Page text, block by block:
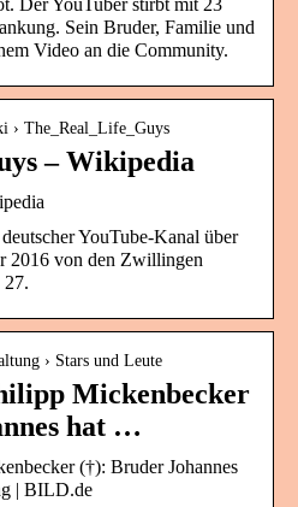
Sein Bruder, Familie und
Video an die Community.
› The_Real_Life_Guys
– Wikipedia
YouTube-Kanal über
2016 von den Zwillingen
27.
› Stars und Leute
Mickenbecker
hat …
(†): Bruder Johannes
| BILD.de